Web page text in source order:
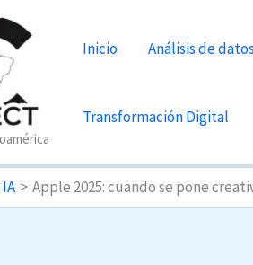
Inicio Análisis de
Transformación Digital
Apple 2025: cuando se pone